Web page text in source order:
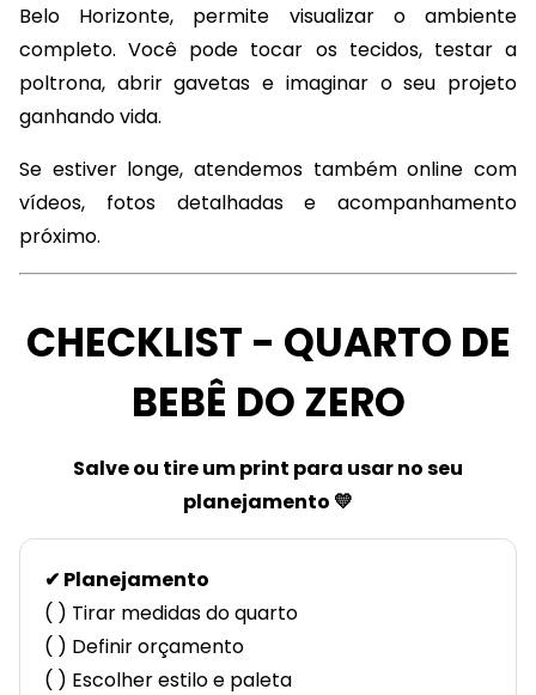
Belo Horizonte, permite visualizar o ambiente
completo. Você pode tocar os tecidos, testar a
poltrona, abrir gavetas e imaginar o seu projeto
ganhando vida.
Se estiver longe, atendemos também online com
vídeos, fotos detalhadas e acompanhamento
próximo.
CHECKLIST - QUARTO DE
BEBÊ DO ZERO
Salve ou tire um print para usar no seu
planejamento 💛
✔ Planejamento
( ) Tirar medidas do quarto
( ) Definir orçamento
( ) Escolher estilo e paleta